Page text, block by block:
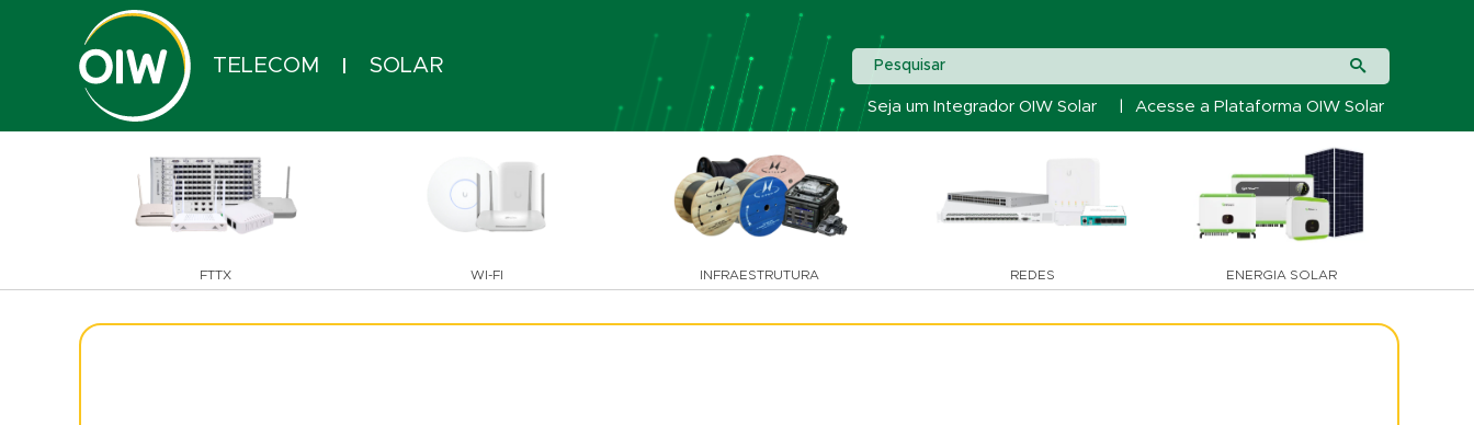
TELECOM SOLAR
Seja um Integrador OIW Solar Acesse a Plataforma OIW Solar
Pesquisar
FTTX WI-FI INFRAESTRUTURA REDES ENERGIA SOLAR